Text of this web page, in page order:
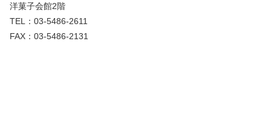
洋菓子会館2階
TEL：03-5486-2611
FAX：03-5486-2131